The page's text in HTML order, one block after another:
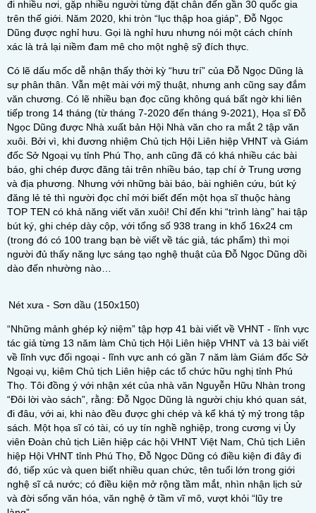
đi nhiều nơi, gặp nhiều người từng đặt chân đến gần 30 quốc gia
trên thế giới. Năm 2020, khi tròn “lục thập hoa giáp”, Đỗ Ngọc
Dũng được nghỉ hưu. Gọi là nghỉ hưu nhưng nói một cách chính
xác là trả lại niềm đam mê cho một nghệ sỹ đích thực.
Có lẽ dấu mốc dễ nhận thấy thời kỳ “hưu trí” của Đỗ Ngọc Dũng là
sự phân thân. Vẫn mệt mài với mỹ thuật, nhưng anh cũng say đắm
văn chương. Có lẽ nhiều bạn đọc cũng không quá bất ngờ khi liên
tiếp trong 14 tháng (từ tháng 7-2020 đến tháng 9-2021), Họa sĩ Đỗ
Ngọc Dũng được Nhà xuất bản Hội Nhà văn cho ra mắt 2 tập văn
xuôi. Bởi vì, khi đương nhiệm Chủ tịch Hội Liên hiệp VHNT và Giám
đốc Sở Ngoại vụ tỉnh Phú Thọ, anh cũng đã có khá nhiều các bài
báo, ghi chép được đăng tải trên nhiều báo, tạp chí ở Trung ương
và địa phương. Nhưng với những bài báo, bài nghiên cứu, bút ký
đăng lẻ tẻ thì người đọc chỉ mới biết đến một họa sĩ thuộc hàng
TOP TEN có khả năng viết văn xuôi! Chỉ đến khi “trình làng” hai tập
bút ký, ghi chép dày cộp, với tổng số 938 trang in khổ 16x24 cm
(trong đó có 100 trang bạn bè viết về tác giả, tác phẩm) thì mọi
người đủ thấy năng lực sáng tạo nghệ thuật của Đỗ Ngọc Dũng dồi
dào đến nhường nào…
Nét xưa - Sơn dầu (150x150)
“Những mảnh ghép kỷ niệm” tập hợp 41 bài viết về VHNT - lĩnh vực
tác giả từng 13 năm làm Chủ tịch Hội Liên hiệp VHNT và 13 bài viết
về lĩnh vực đối ngoại - lĩnh vực anh có gần 7 năm làm Giám đốc Sở
Ngoại vụ, kiêm Chủ tịch Liên hiệp các tổ chức hữu nghị tỉnh Phú
Thọ. Tôi đồng ý với nhận xét của nhà văn Nguyễn Hữu Nhàn trong
“Đôi lời vào sách”, rằng: Đỗ Ngọc Dũng là người chịu khó quan sát,
đi đâu, với ai, khi nào đều được ghi chép và kể khá tỷ mỷ trong tập
sách. Một họa sĩ có tài, có uy tín nghề nghiệp, trong cương vị Ủy
viên Đoàn chủ tịch Liên hiệp các hội VHNT Việt Nam, Chủ tịch Liên
hiệp Hội VHNT tỉnh Phú Thọ, Đỗ Ngọc Dũng có điều kiện đi đây đi
đó, tiếp xúc và quen biết nhiều quan chức, tên tuổi lớn trong giới
nghệ sĩ cả nước; có điều kiện mở rộng tầm mắt, nhìn nhận lịch sử
và đời sống văn hóa, văn nghệ ở tầm vĩ mô, vượt khỏi “lũy tre